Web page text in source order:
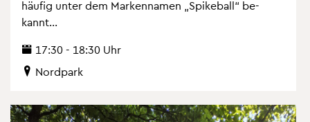
häu­fig unter dem Mar­ken­na­men „Spike­ball“ be­
kannt...
17:30 - 18:30 Uhr
Nord­park